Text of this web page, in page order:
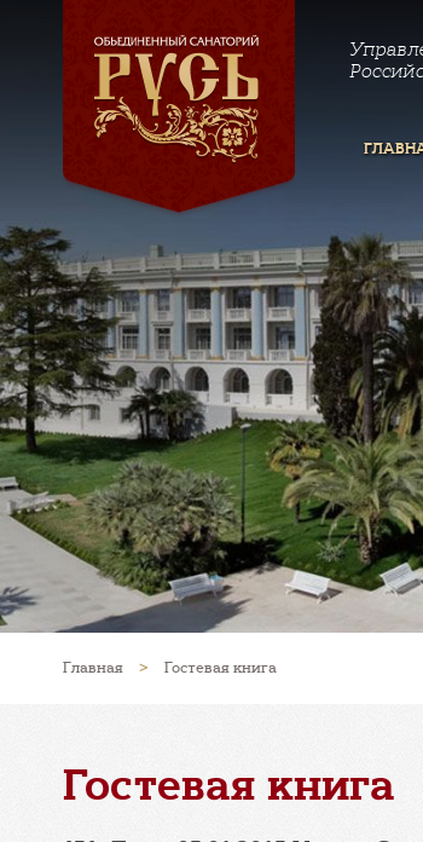
Главная > Гостевая книга
Гостевая книга